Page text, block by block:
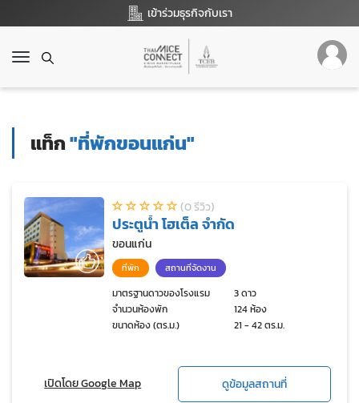
เข้าร่วมธุรกิจกับเรา
T
g
v
g
a
แท็ก"ที่พักขอนแก่น"
(0 รีวิว)
ประตูน้ำ โฮเต็ล จำกัด
ขอนแก่น
ที่พัก สถานที่จัดงาน
มาตรฐานดาวของโรงแรม
3 ดาว
จำนวนห้องพัก
124 ห้อง
ขนาดห้อง (ตร.ม.)
21 - 42 ตร.ม.
เปิดโดย Google Map ดูข้อมูลสถานที่